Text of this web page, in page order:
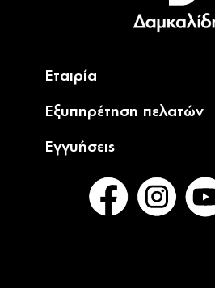
English
Εταιρία
Εξυπηρέτηση πελατών
Εγγυήσεις